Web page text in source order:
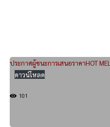
ประกาศผู้ชนะการเสนอราคาHOT
ดาวน์โหลด
101